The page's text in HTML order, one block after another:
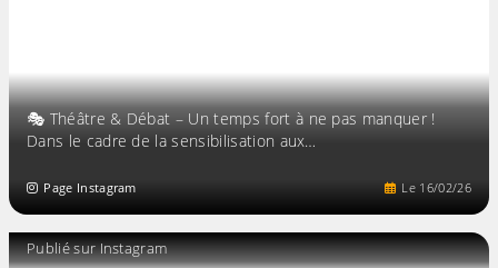
🎭 Théâtre & Débat – Un temps fort à ne pas manquer !
Dans le cadre de la sensibilisation aux…
Le 16/02/26
Page Instagram
Publié sur Instagram